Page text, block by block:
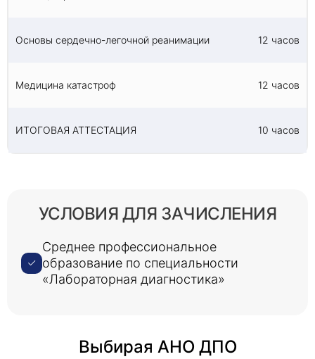
Основы сердечно-легочной реанимации 12 часов
Медицина катастроф 12 часов
ИТОГОВАЯ АТТЕСТАЦИЯ 10 часов
УСЛОВИЯ ДЛЯ ЗАЧИСЛЕНИЯ
Среднее профессиональное
образование по специальности
«Лабораторная диагностика»
Выбирая АНО ДПО